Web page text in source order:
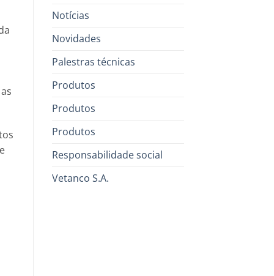
Notícias
Novidades
Palestras técnicas
Produtos
Produtos
Produtos
Responsabilidade social
Vetanco S.A.